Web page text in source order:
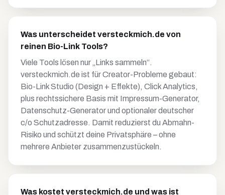
Was unterscheidet versteckmich.de von
reinen Bio-Link Tools?
Viele Tools lösen nur „Links sammeln“.
versteckmich.de ist für Creator-Probleme gebaut:
Bio-Link Studio (Design + Effekte), Click Analytics,
plus rechtssichere Basis mit Impressum-Generator,
Datenschutz-Generator und optionaler deutscher
c/o Schutzadresse. Damit reduzierst du Abmahn-
Risiko und schützt deine Privatsphäre – ohne
mehrere Anbieter zusammenzustückeln.
Was kostet versteckmich.de und was ist